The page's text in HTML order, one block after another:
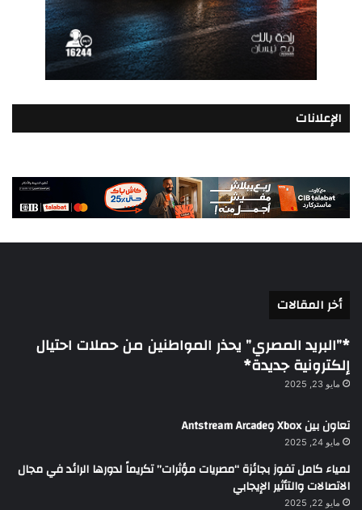
الإعلانات
أخر المقالات
*”البريد المصري” يحذر المواطنين من حملات احتيال
إلكترونية جديدة*
مايو 23, 2025
تعاون بين Xbox وAntstream Arcade
مايو 24, 2025
لمياء كامل تفوز بجائزة “مصريات مؤثرات” تكريماً لدورها الرائد في مجال
الاتصالات والتأثير الإيجابي
مايو 22, 2025